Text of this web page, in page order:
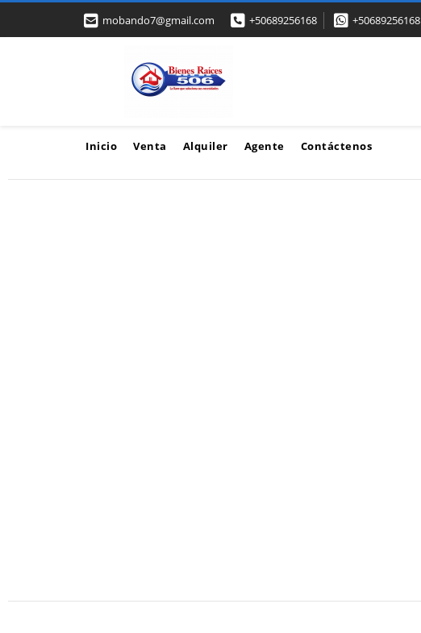
mobando7@gmail.com +50689256168 +50689256168
Inicio Venta Alquiler Agente Contáctenos